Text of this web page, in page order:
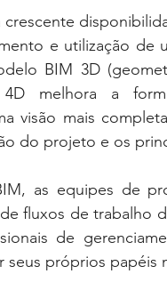
e utilização de
BIM 3D
melhora a
visão mais
do projeto e os
as equipes de
fluxos de trabalho
de
seus próprios papéis